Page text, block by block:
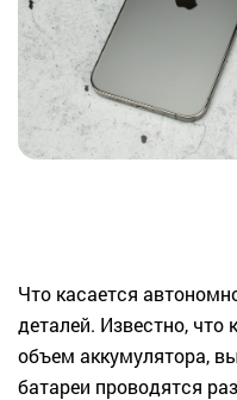
Что касается
деталей. Известно,
объем аккумулятора,
батареи проводятся